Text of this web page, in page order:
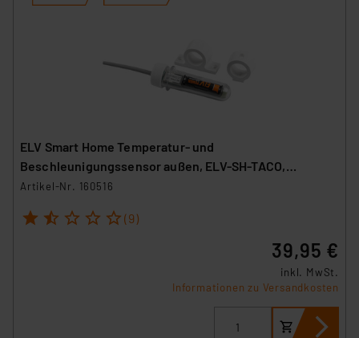
ELV Smart Home Temperatur- und
Beschleunigungssensor außen, ELV-SH-TACO,
powered by Homematic IP
Artikel-Nr. 160516
1 2 3 4 5 (9)
39,95 €
inkl. MwSt.
Informationen zu Versandkosten